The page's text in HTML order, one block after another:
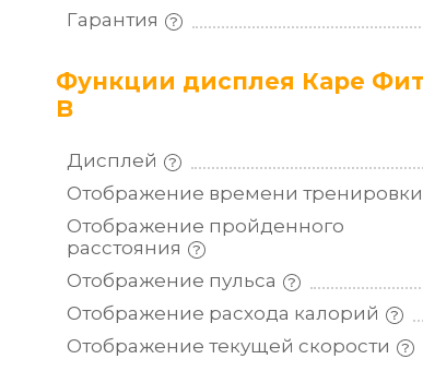
Гарантия
Функции дисплея Каре
B
Дисплей
Отображение времени тренировки
Отображение пройденного
расстояния
Отображение пульса
Отображение расхода калорий
Отображение текущей скорости